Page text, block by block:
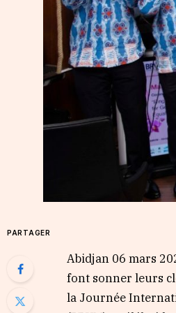
PARTAGER
Abidjan 06 mars
font sonner leurs
la Journée